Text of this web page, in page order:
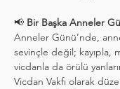
📢 Bir Başka Anneler
Anneler Günü’nde,
sevinçle değil; kayıpla,
vicdanla da örülü
Vicdan Vakfı olarak